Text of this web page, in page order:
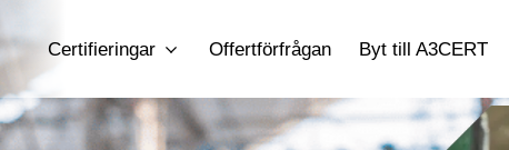
Certifieringar
ISO 13485– Medicintekniska produkter
Offertförfrågan Byt till A3CERT